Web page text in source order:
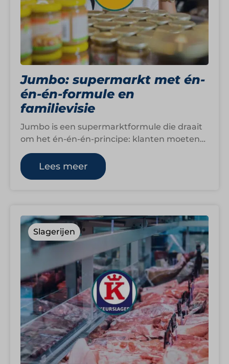
Jumbo: supermarkt met én-
én-én-formule en
familievisie
Jumbo is een supermarktformule die draait
om het én-én-én-principe: klanten moeten
niet hoeven kiezen tussen assortiment,
service of prijs. Sinds…
Lees meer
Slagerijen